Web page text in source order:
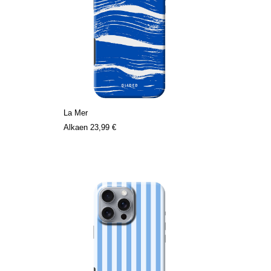
La Mer
Alkaen 23,99 €